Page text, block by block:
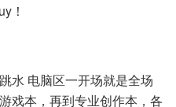
！
水 电脑区一开场就是全场
戏本，再到专业创作本，各